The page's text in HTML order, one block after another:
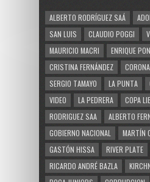
ALBERTO RODRÍGUEZ SAÁ
SAN LUIS
CLAUDIO POGGI
MAURICIO MACRI
ENRIQUE
CRISTINA FERNÁNDEZ
SERGIO TAMAYO
LA PUNTA
VIDEO
LA PEDRERA
COPA
RODRIGUEZ SAA
ALBERTO
GOBIERNO NACIONAL
MARTÍN
GASTÓN HISSA
RIVER PLATE
RICARDO ANDRÉ BAZLA